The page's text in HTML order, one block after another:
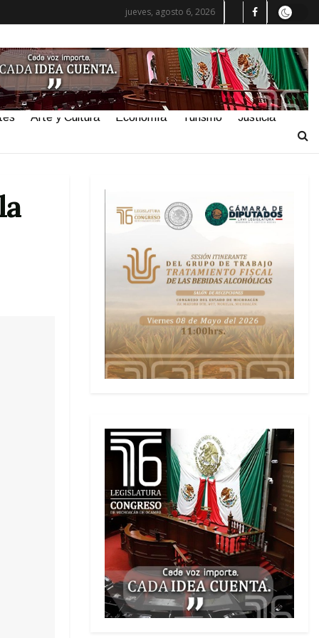
jueves, agosto 6, 2026
Arte y Cultura Economía Turismo Justicia